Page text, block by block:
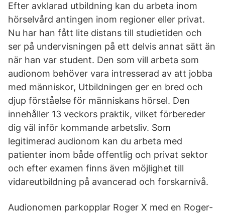
Efter avklarad utbildning kan du arbeta inom
hörselvård antingen inom regioner eller privat.
Nu har han fått lite distans till studietiden och
ser på undervisningen på ett delvis annat sätt än
när han var student. Den som vill arbeta som
audionom behöver vara intresserad av att jobba
med människor, Utbildningen ger en bred och
djup förståelse för människans hörsel. Den
innehåller 13 veckors praktik, vilket förbereder
dig väl inför kommande arbetsliv. Som
legitimerad audionom kan du arbeta med
patienter inom både offentlig och privat sektor
och efter examen finns även möjlighet till
vidareutbildning på avancerad och forskarnivå.
Audionomen parkopplar Roger X med en Roger-